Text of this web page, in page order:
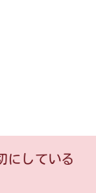
にしている